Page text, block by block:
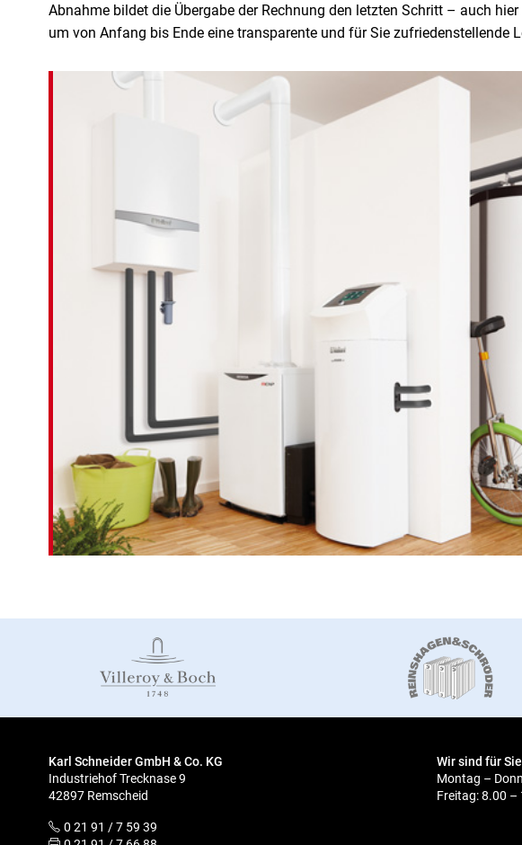
Abnahme bildet die Übergabe der Rechnung den letzten Schritt – auch
um von Anfang bis Ende eine transparente und für Sie zufriedenstellende
Karl Schneider GmbH & Co. KG
Industriehof Trecknase 9
42897 Remscheid
0 21 91 / 7 59 39
Wir sind für
Montag –
Freitag: 8.00 –